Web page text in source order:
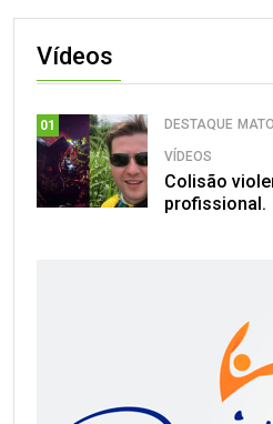
Vídeos
01 DESTAQUE
VÍDEOS
Colisão
profissional.